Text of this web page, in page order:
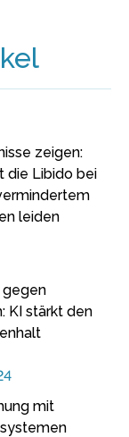
zeigen:
die Libido bei
leiden
gegen
KI stärkt den
mit